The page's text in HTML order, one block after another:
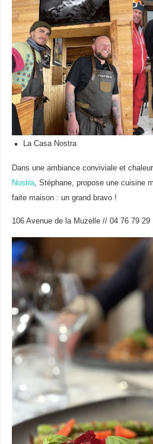
La Casa Nostra
Dans une ambiance conviviale et
Nostra, Stéphane, propose une cuisine
faite maison : un grand bravo !
106 Avenue de la Muzelle // 04 76 79 29